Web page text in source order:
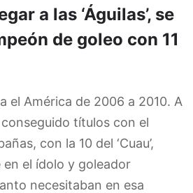
a las ‘Águilas’, se
de goleo con 11
el América de 2006 a 2010. A
títulos con el
con la 10 del ‘Cuau’,
el ídolo y goleador
necesitaban en esa